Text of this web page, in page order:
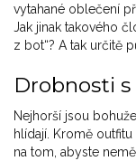
vytahané oblečení
Jak jinak takového
z bot“? A tak určitě
Drobnosti
Nejhorší jsou
hlídají. Kromě
na tom, abyste